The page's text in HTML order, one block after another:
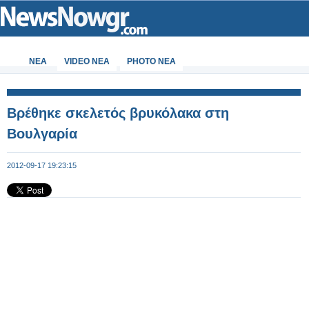
ΝΕΑ VIDEO NEA PHOTO NEA
Βρέθηκε σκελετός βρυκόλακα στη
Βουλγαρία
2012-09-17 19:23:15